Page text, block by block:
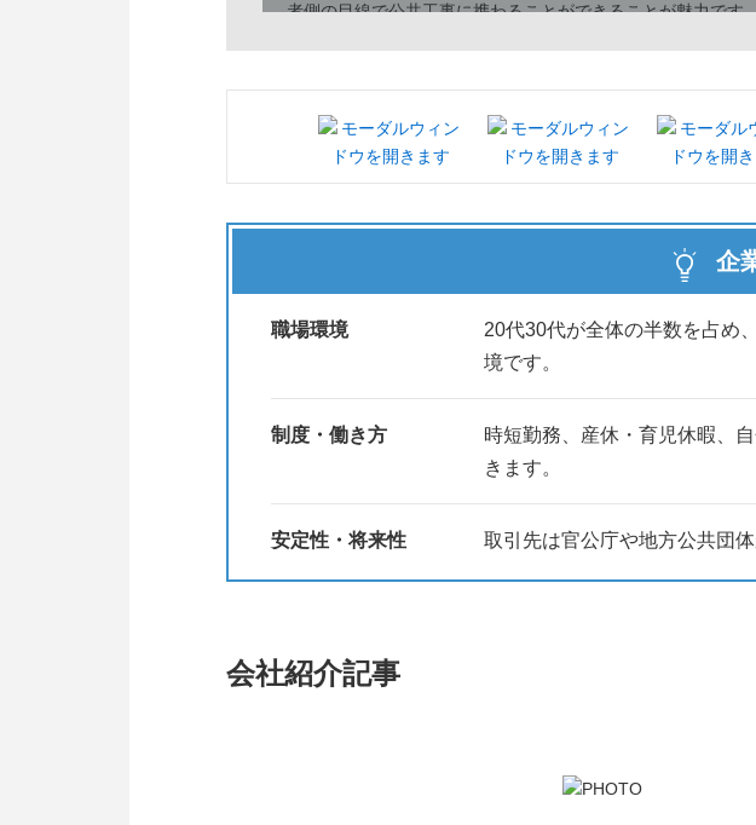
者側の目線で公共工事に携わることができることが魅力です
企
職場環境
20代30代が全体の半数を占め
境です。
制度・働き方
時短勤務、産休・育児休暇、
きます。
安定性・将来性 取引先は官公庁や地方公共団
会社紹介記事